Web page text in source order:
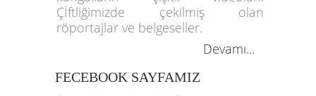
Çİftliğimizde çekilmiş olan
röportajlar ve belgeseller.
Devamı...
FECEBOOK SAYFAMIZ